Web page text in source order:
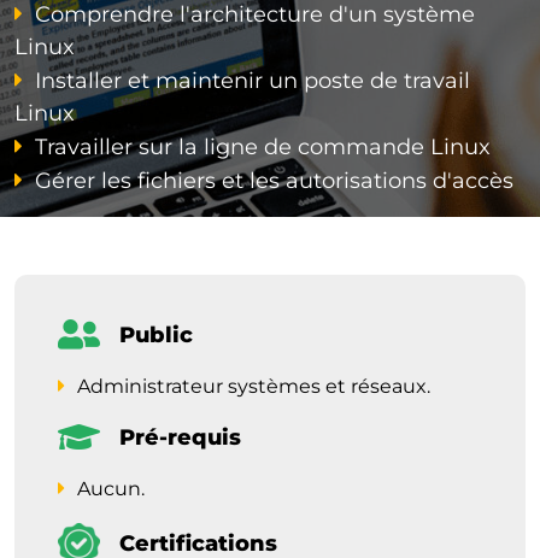
Comprendre l'architecture d'un système
Linux
Installer et maintenir un poste de travail
Linux
Travailler sur la ligne de commande Linux
Gérer les fichiers et les autorisations d'accès
Public
Administrateur systèmes et réseaux.
Pré-requis
Aucun.
Certifications